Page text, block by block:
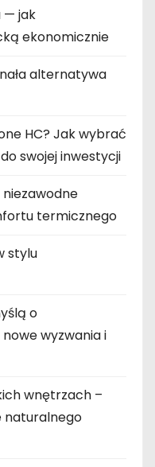
— jak
ekonomicznie
alternatywa
HC? Jak wybrać
swojej inwestycji
termicznego
stylu
o
wyzwania i
wnętrzach –
naturalnego